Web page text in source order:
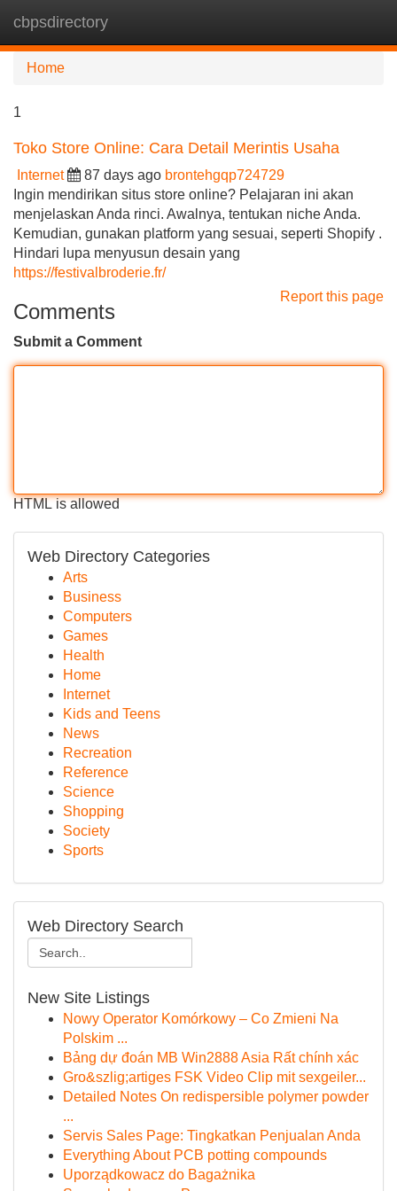
cbpsdirectory
Home
1
Toko Store Online: Cara Detail Merintis Usaha
Internet 87 days ago brontehgqp724729
Ingin mendirikan situs store online? Pelajaran ini akan
menjelaskan Anda rinci. Awalnya, tentukan niche Anda.
Kemudian, gunakan platform yang sesuai, seperti Shopify .
Hindari lupa menyusun desain yang
https://festivalbroderie.fr/
Report this page
Comments
Submit a Comment
HTML is allowed
Web Directory Categories
Arts
Business
Computers
Games
Health
Home
Internet
Kids and Teens
News
Recreation
Reference
Science
Shopping
Society
Sports
Web Directory Search
New Site Listings
Nowy Operator Komórkowy – Co Zmieni Na
Polskim ...
Bảng dự đoán MB Win2888 Asia Rất chính xác
Gro&szlig;artiges FSK Video Clip mit sexgeiler...
Detailed Notes On redispersible polymer powder
...
Servis Sales Page: Tingkatkan Penjualan Anda
Everything About PCB potting compounds
Uporządkowacz do Bagażnika